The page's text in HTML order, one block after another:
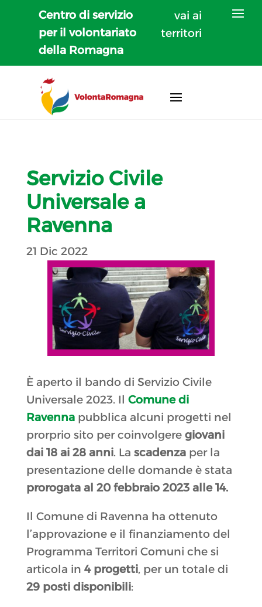
Centro di servizio
per il volontariato
della Romagna
vai ai
territori
Servizio Civile
Universale a
Ravenna
21 Dic 2022
È aperto il bando di Servizio Civile
Universale 2023. Il Comune di
Ravennapubblica alcuni progetti nel
prorprio sito per coinvolgeregiovani
dai 18 ai 28 anni. La scadenzaper la
presentazione delle domande è stata
prorogata al 20 febbraio 2023 alle 14.
Il Comune di Ravenna ha ottenuto
l’approvazione e il finanziamento del
Programma Territori Comuni che si
articola in 4 progetti, per un totale di
29 posti disponibili: